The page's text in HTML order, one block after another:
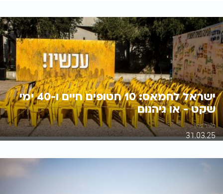
ישראל לחמאס: 10 חטופים חיים ו-40 ימי
שקט - או גיהנום
מאיר פרץ
31.03.25